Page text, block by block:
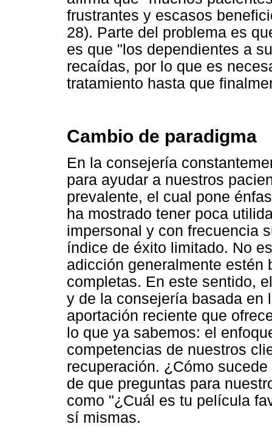
frustrantes y escasos
28). Parte del problema es
es que "los dependientes a
recaídas, por lo que es
tratamiento hasta que
Cambio de paradigma
En la consejería
para ayudar a nuestros
prevalente, el cual pone
ha mostrado tener poca
impersonal y con frecuencia
índice de éxito limitado. No
adicción generalmente estén
completas. En este sentido,
y de la consejería basada en
aportación reciente que
lo que ya sabemos: el
competencias de nuestros
recuperación. ¿Cómo
de que preguntas para
como "¿Cuál es tu película
sí mismas.